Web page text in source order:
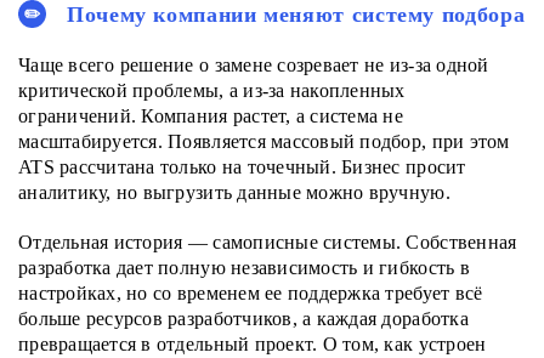
Почему компании меняют систему подбора
Чаще всего решение о замене созревает не из-за одной
критической проблемы, а из-за накопленных
ограничений. Компания растет, а система не
масштабируется. Появляется массовый подбор, при этом
ATS рассчитана только на точечный. Бизнес просит
аналитику, но выгрузить данные можно вручную.
Отдельная история — самописные системы. Собственная
разработка дает полную независимость и гибкость в
настройках, но со временем ее поддержка требует всё
больше ресурсов разработчиков, а каждая доработка
превращается в отдельный проект. О том, как устроен